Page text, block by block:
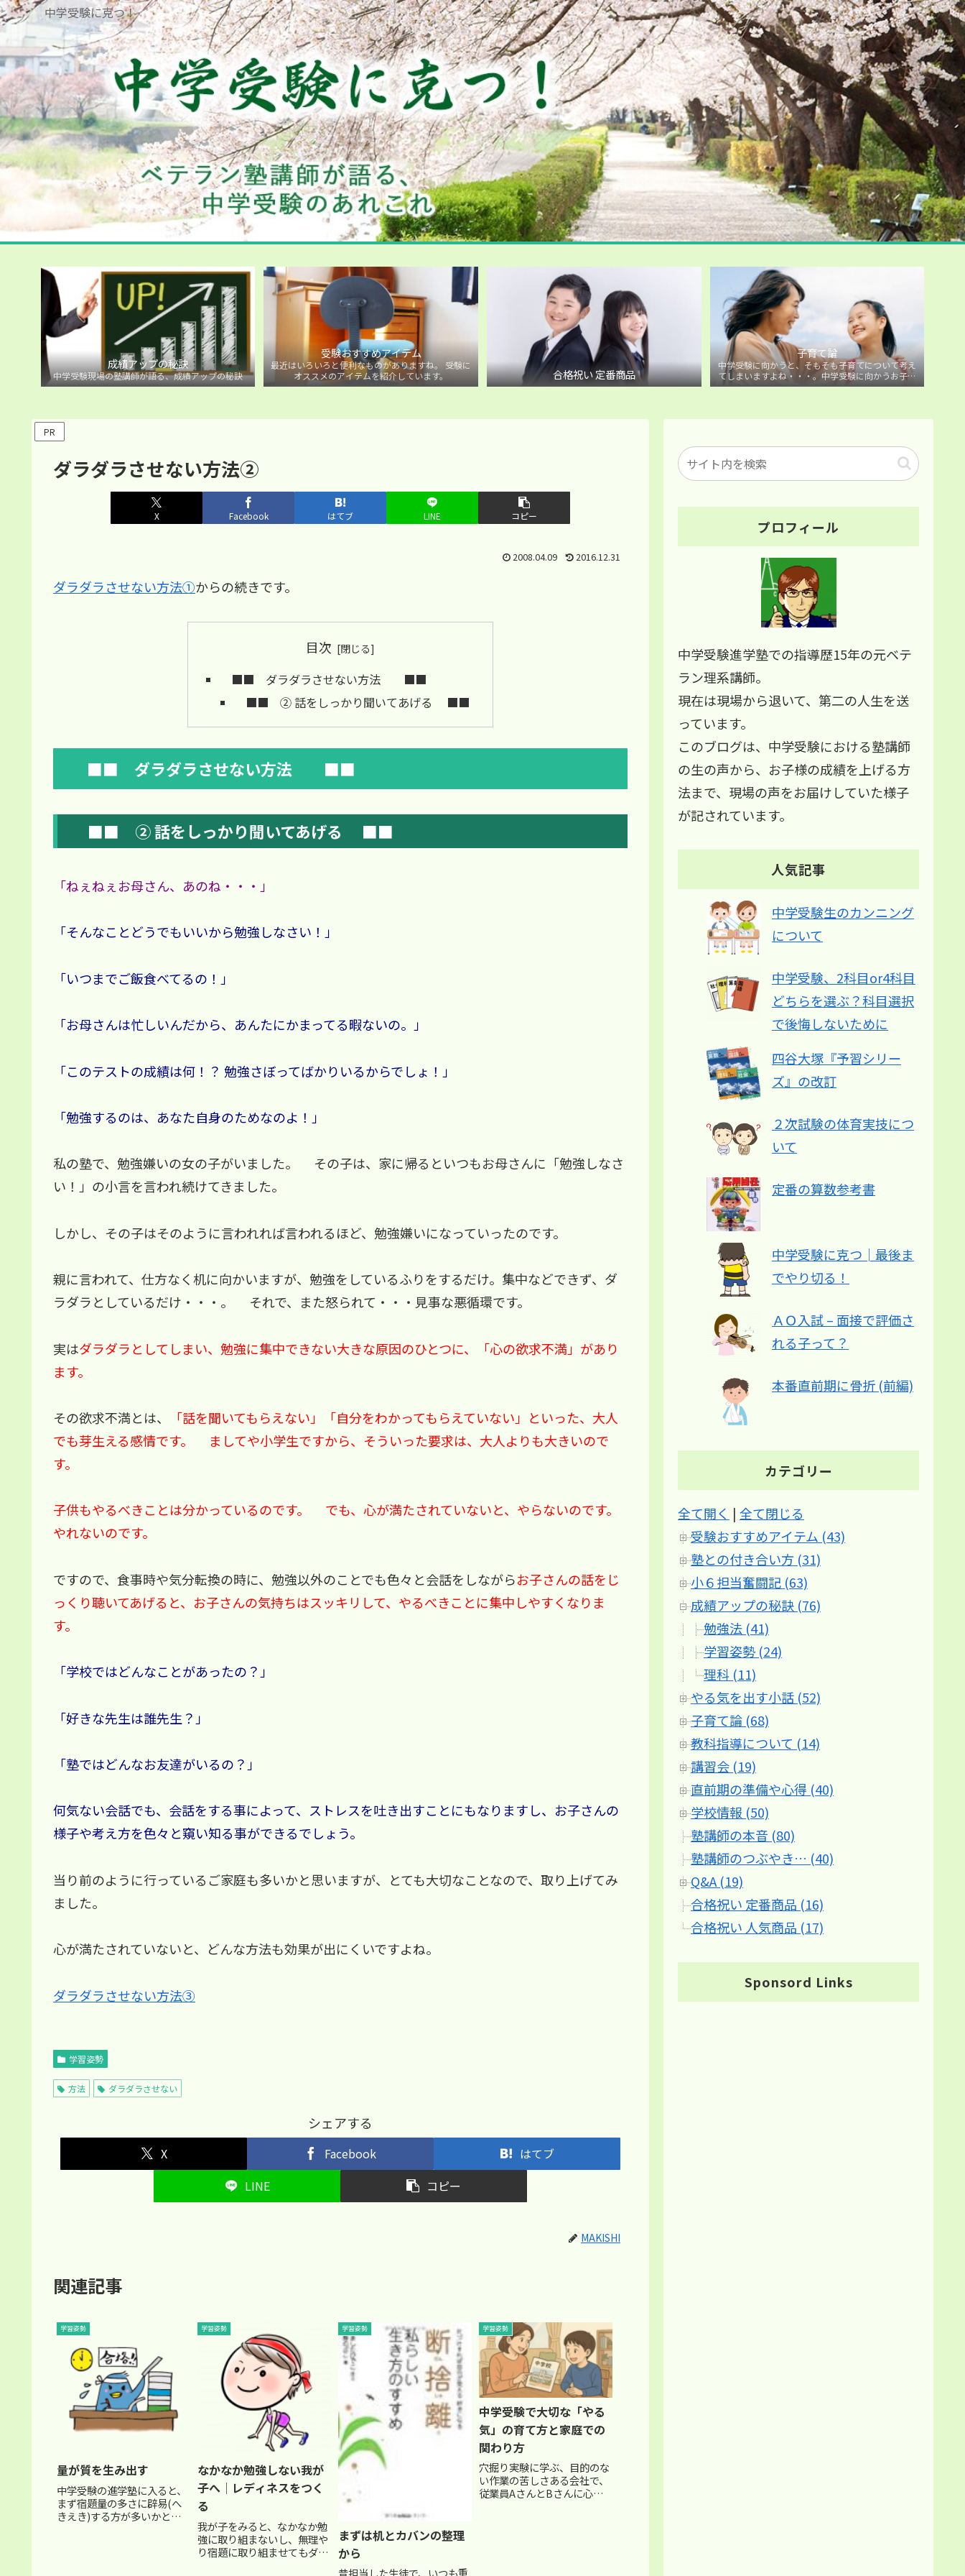
中学受験に克つ！
成績アップの秘訣
中学受験現場の塾講師が語る、成績アップの秘訣
受験おすすめアイテム
最近はいろいろと便利なものがありますね。 受験に
オススメのアイテムを紹介しています。
合格祝い 定番商品
子育て論
中学受験に向かうと、そもそも子育てについて考え
てしまいますよね・・・。中学受験に向かうお子様
を持つ保護者の方に向けた子育て論について。
PR
ダラダラさせない方法②
X Facebook はてブ LINE コピー
2008.04.09 2016.12.31
ダラダラさせない方法①からの続きです。
目次
■■ ダラダラさせない方法 ■■
■■ ② 話をしっかり聞いてあげる ■■
■■ ダラダラさせない方法 ■■
■■ ② 話をしっかり聞いてあげる ■■
「ねぇねぇお母さん、あのね・・・」
「そんなことどうでもいいから勉強しなさい！」
「いつまでご飯食べてるの！」
「お母さんは忙しいんだから、あんたにかまってる暇ないの。」
「このテストの成績は何！？ 勉強さぼってばかりいるからでしょ！」
「勉強するのは、あなた自身のためなのよ！」
私の塾で、勉強嫌いの女の子がいました。 その子は、家に帰るといつもお母さんに「勉強しなさ
い！」の小言を言われ続けてきました。
しかし、その子はそのように言われれば言われるほど、勉強嫌いになっていったのです。
親に言われて、仕方なく机に向かいますが、勉強をしているふりをするだけ。集中などできず、ダ
ラダラとしているだけ・・・。 それで、また怒られて・・・見事な悪循環です。
実はダラダラとしてしまい、勉強に集中できない大きな原因のひとつに、「心の欲求不満」があり
ます。
その欲求不満とは、
「話を聞いてもらえない」「自分をわかってもらえていない」といった、大人
でも芽生える感情です。 ましてや小学生ですから、そういった要求は、大人よりも大きいので
す。
子供もやるべきことは分かっているのです。 でも、心が満たされていないと、やらないのです。
やれないのです。
ですので、食事時や気分転換の時に、勉強以外のことでも色々と会話をしながらお子さんの話をじ
っくり聴いてあげると、お子さんの気持ちはスッキリして、やるべきことに集中しやすくなりま
す。
「学校ではどんなことがあったの？」
「好きな先生は誰先生？」
「塾ではどんなお友達がいるの？」
何気ない会話でも、会話をする事によって、ストレスを吐き出すことにもなりますし、お子さんの
様子や考え方を色々と窺い知る事ができるでしょう。
当り前のように行っているご家庭も多いかと思いますが、とても大切なことなので、取り上げてみ
ました。
心が満たされていないと、どんな方法も効果が出にくいですよね。
ダラダラさせない方法③
学習姿勢
方法 ダラダラさせない
シェアする
X Facebook
はてブ
LINE
コピー
MAKISHI
関連記事
学習姿勢
量が質を生み出す
中学受験の進学塾に入ると、
まず宿題量の多さに辟易(へ
きえき)する方が多いかと思
学習姿勢
なかなか勉強しない我が
子へ│レディネスをつく
る
我が子をみると、なかなか勉
強に取り組まないし、無理や
り宿題に取り組ませてもダラ
学習姿勢
まずは机とカバンの整理
から
昔担当した生徒で、いつも重
学習姿勢
中学受験で大切な「やる
気」の育て方と家庭での
関わり方
穴掘り実験に学ぶ、目的のな
い作業の苦しさある会社で、
従業員AさんとBさんに心理
プロフィール
中学受験進学塾での指導歴15年の元ベテ
ラン理系講師。
現在は現場から退いて、第二の人生を送
っています。
このブログは、中学受験における塾講師
の生の声から、お子様の成績を上げる方
法まで、現場の声をお届けしていた様子
が記されています。
人気記事
中学受験生のカンニング
について
中学受験、2科目or4科目
どちらを選ぶ？科目選択
で後悔しないために
四谷大塚『予習シリー
ズ』の改訂
２次試験の体育実技につ
いて
定番の算数参考書
中学受験に克つ│最後ま
でやり切る！
ＡＯ入試 – 面接で評価さ
れる子って？
本番直前期に骨折 (前編)
カテゴリー
全て開く | 全て閉じる
受験おすすめアイテム (43)
塾との付き合い方 (31)
小６担当奮闘記 (63)
成績アップの秘訣 (76)
勉強法 (41)
学習姿勢 (24)
理科 (11)
やる気を出す小話 (52)
子育て論 (68)
教科指導について (14)
講習会 (19)
直前期の準備や心得 (40)
学校情報 (50)
塾講師の本音 (80)
塾講師のつぶやき… (40)
Q&A (19)
合格祝い 定番商品 (16)
合格祝い 人気商品 (17)
Sponsord Links